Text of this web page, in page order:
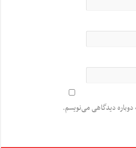
دوباره دیدگاهی می‌نویسم.